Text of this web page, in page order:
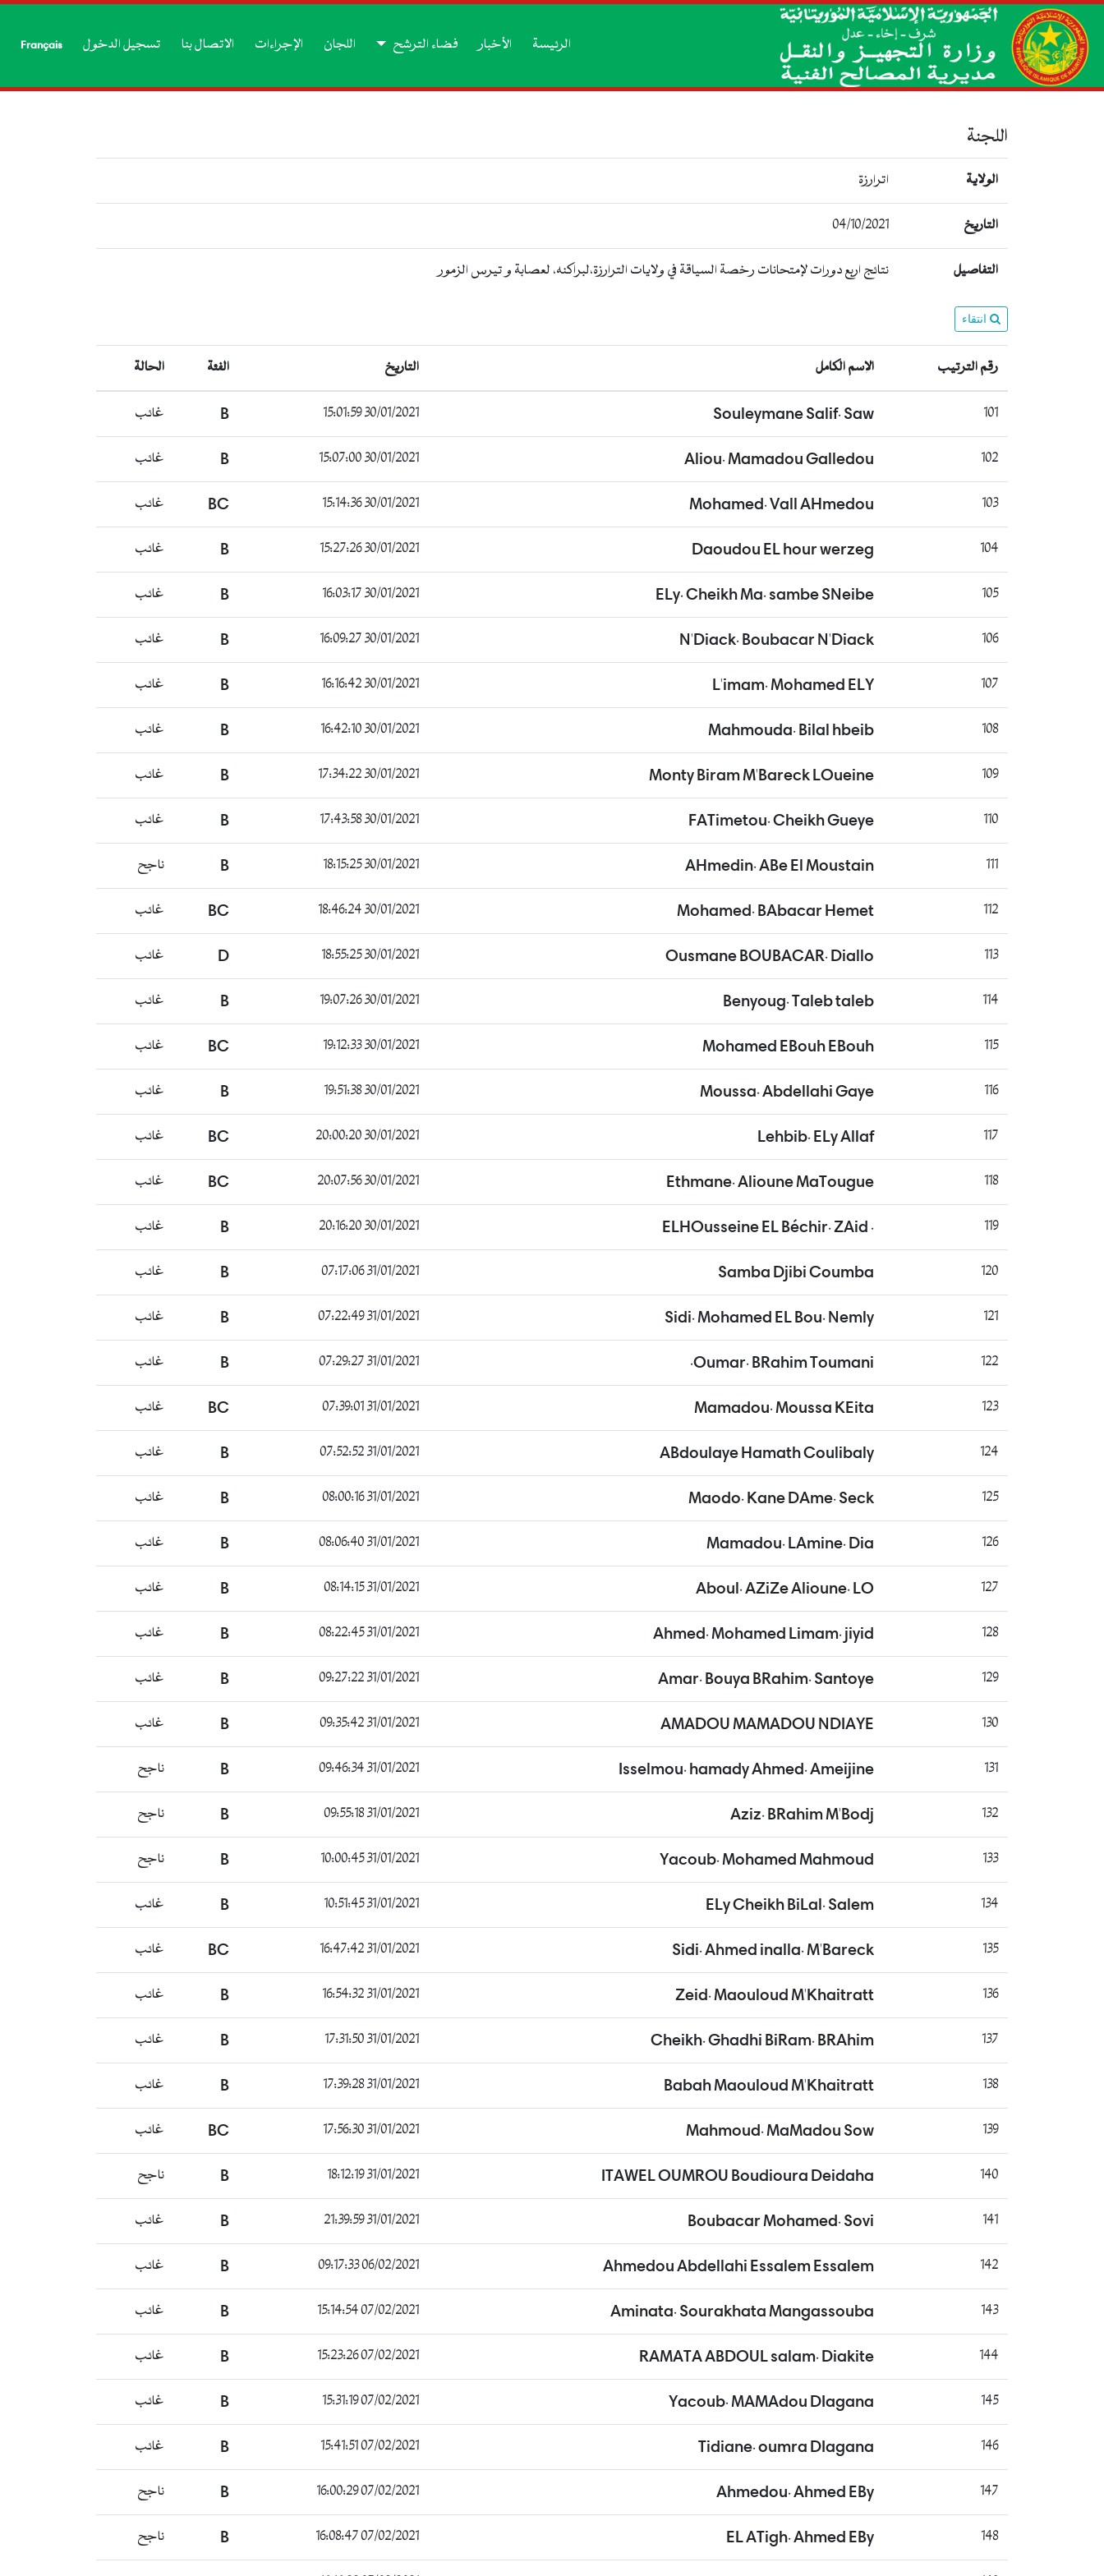
الرئيسة الأخبار فضاء الترشح اللجان الإجراءات الاتصال بنا تسجيل الدخول Français
اللجنة
الولاية اترارزة
التاريخ 04/10/2021
التفاصيل نتائج اربع دورات لإمتحانات رخصة السياقة في ولايات الترارزة،لبراكنه، لعصابة و تيرس الزمور
انتقاء
رقم الترتيب الإسم الكامل التاريخ الفئة الحالة
101
Souleymane Salif. Saw
30/01/2021 15:01:59
B غائب
102
Aliou. Mamadou Galledou
30/01/2021 15:07:00
B غائب
103
Mohamed. Vall AHmedou
30/01/2021 15:14:36
BC غائب
104
Daoudou EL hour werzeg
30/01/2021 15:27:26
B غائب
105
ELy. Cheikh Ma. sambe SNeibe
30/01/2021 16:03:17
B غائب
106
N'Diack. Boubacar N'Diack
30/01/2021 16:09:27
B غائب
107
L'imam. Mohamed ELY
30/01/2021 16:16:42
B غائب
108
Mahmouda. Bilal hbeib
30/01/2021 16:42:10
B غائب
109
Monty Biram M'Bareck LOueine
30/01/2021 17:34:22
B غائب
110
FATimetou. Cheikh Gueye
30/01/2021 17:43:58
B غائب
111
AHmedin. ABe El Moustain
30/01/2021 18:15:25
B ناجح
112
Mohamed. BAbacar Hemet
30/01/2021 18:46:24
BC غائب
113
Ousmane BOUBACAR. Diallo
30/01/2021 18:55:25
D غائب
114
Benyoug. Taleb taleb
30/01/2021 19:07:26
B غائب
115
Mohamed EBouh EBouh
30/01/2021 19:12:33
BC غائب
116
Moussa. Abdellahi Gaye
30/01/2021 19:51:38
B غائب
117
Lehbib. ELy Allaf
30/01/2021 20:00:20
BC غائب
118
Ethmane. Alioune MaTougue
30/01/2021 20:07:56
BC غائب
119
. ELHOusseine EL Béchir. ZAid
30/01/2021 20:16:20
B غائب
120
Samba Djibi Coumba
31/01/2021 07:17:06
B غائب
121
Sidi. Mohamed EL Bou. Nemly
31/01/2021 07:22:49
B غائب
122
Oumar. BRahim Toumani.
31/01/2021 07:29:27
B غائب
123
Mamadou. Moussa KEita
31/01/2021 07:39:01
BC غائب
124
ABdoulaye Hamath Coulibaly
31/01/2021 07:52:52
B غائب
125
Maodo. Kane DAme. Seck
31/01/2021 08:00:16
B غائب
126
Mamadou. LAmine. Dia
31/01/2021 08:06:40
B غائب
127
Aboul. AZiZe Alioune. LO
31/01/2021 08:14:15
B غائب
128
Ahmed. Mohamed Limam. jiyid
31/01/2021 08:22:45
B غائب
129
Amar. Bouya BRahim. Santoye
31/01/2021 09:27:22
B غائب
130
AMADOU MAMADOU NDIAYE
31/01/2021 09:35:42
B غائب
131
Isselmou. hamady Ahmed. Ameijine
31/01/2021 09:46:34
B ناجح
132
Aziz. BRahim M'Bodj
31/01/2021 09:55:18
B ناجح
133
Yacoub. Mohamed Mahmoud
31/01/2021 10:00:45
B ناجح
134
ELy Cheikh BiLal. Salem
31/01/2021 10:51:45
B غائب
135
Sidi. Ahmed inalla. M'Bareck
31/01/2021 16:47:42
BC غائب
136
Zeid. Maouloud M'Khaitratt
31/01/2021 16:54:32
B غائب
137
Cheikh. Ghadhi BiRam. BRAhim
31/01/2021 17:31:50
B غائب
138
Babah Maouloud M'Khaitratt
31/01/2021 17:39:28
B غائب
139
Mahmoud. MaMadou Sow
31/01/2021 17:56:30
BC غائب
140
ITAWEL OUMROU Boudioura Deidaha
31/01/2021 18:12:19
B ناجح
141
Boubacar Mohamed. Sovi
31/01/2021 21:39:59
B غائب
142
Ahmedou Abdellahi Essalem Essalem
06/02/2021 09:17:33
B غائب
143
Aminata. Sourakhata Mangassouba
07/02/2021 15:14:54
B غائب
144
RAMATA ABDOUL salam. Diakite
07/02/2021 15:23:26
B غائب
145
Yacoub. MAMAdou DIagana
07/02/2021 15:31:19
B غائب
146
Tidiane. oumra DIagana
07/02/2021 15:41:51
B غائب
147
Ahmedou. Ahmed EBy
07/02/2021 16:00:29
B ناجح
148
EL ATigh. Ahmed EBy
07/02/2021 16:08:47
B ناجح